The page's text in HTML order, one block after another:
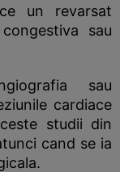
un revarsat
sau
sau
cardiace
studii din
cand se ia